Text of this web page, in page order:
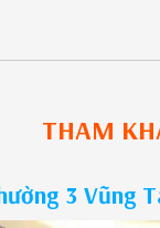
THAM
3 Vũng